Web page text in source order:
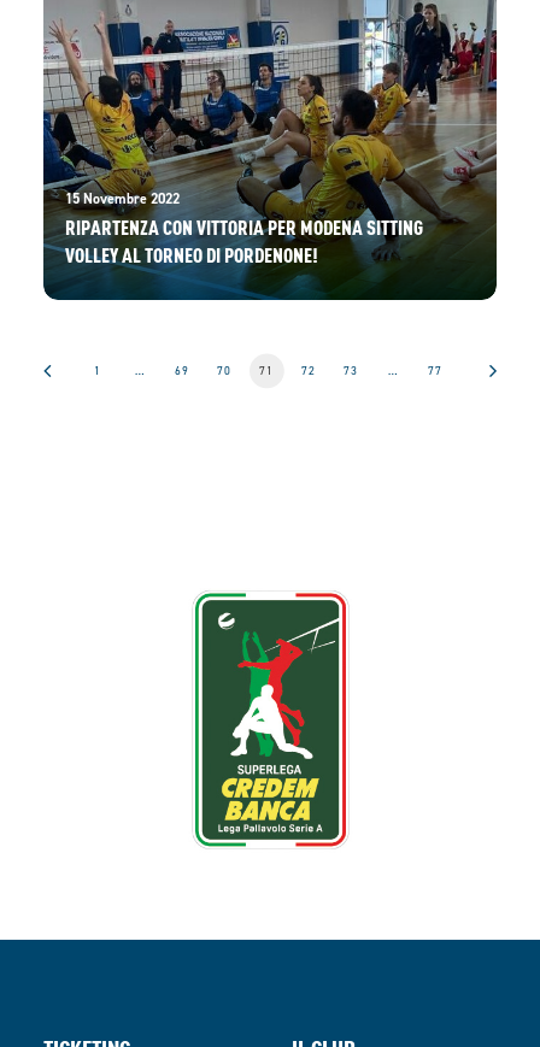
15 Novembre 2022
RIPARTENZA CON VITTORIA PER MODENA SITTING
VOLLEY AL TORNEO DI PORDENONE!
1 … 69 70 71 72 73 … 77